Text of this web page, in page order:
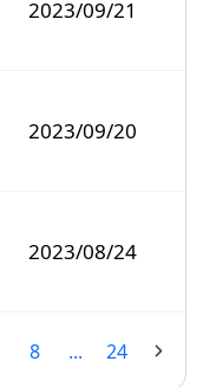
2023/09/21
2023/09/20
2023/08/24
8 ... 24